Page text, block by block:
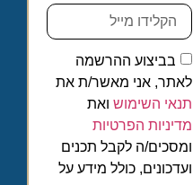
בביצוע ההרשמה
לאתר, אני מאשר/ת את
תנאי השימוש ואת
מדיניות הפרטיות
ומסכים/ה לקבל תכנים
ועדכונים, כולל מידע על